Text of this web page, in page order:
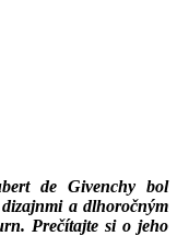
de Givenchy bol
a dlhoročným
Prečítajte si o jeho